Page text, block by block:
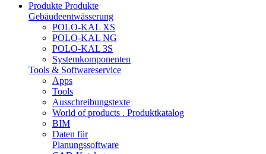
Produkte Produkte
Gebäudeentwässerung
POLO-KAL XS
POLO-KAL NG
POLO-KAL 3S
Systemkomponenten
Tools & Softwareservice
Apps
Tools
Ausschreibungstexte
World of products . Produktkatalog
BIM
Daten für
Planungssoftware